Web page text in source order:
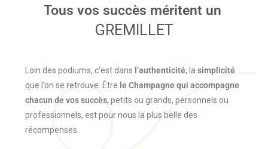
Tous vos succès méritent un
GREMILLET
Loin des podiums, c’est dans l’authenticité, lasimplicité
que l’on se retrouve. Être le Champagne qui accompagne
chacun de vos succès, petits ou grands, personnels ou
professionnels, est pour nous la plus belle des
récompenses.